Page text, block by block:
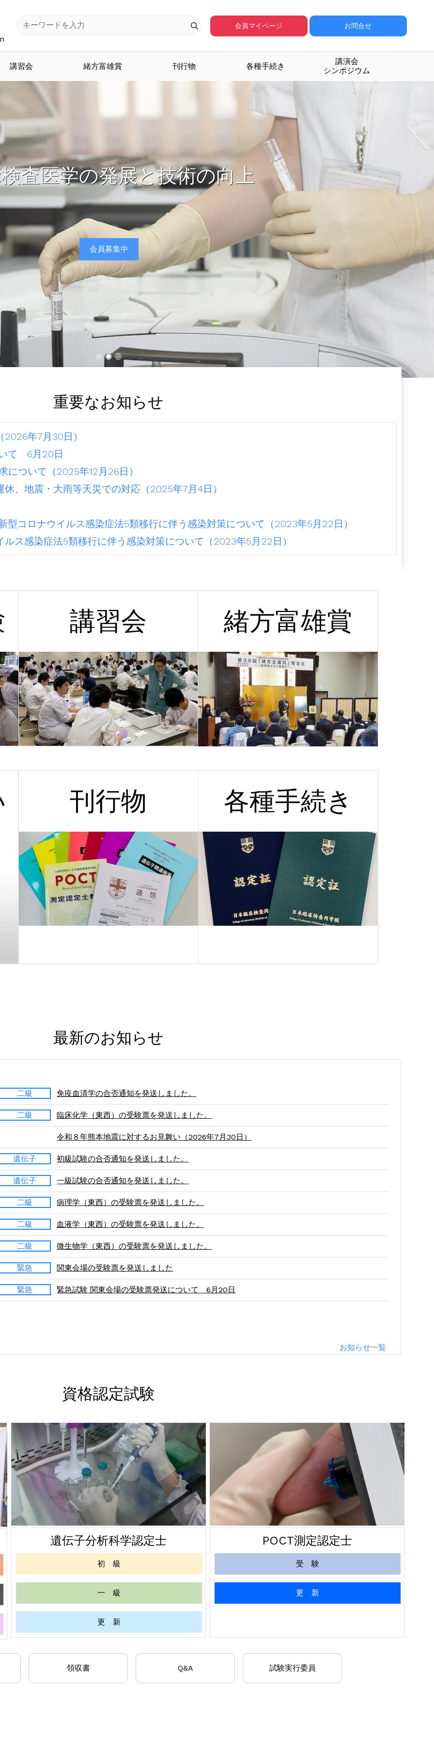
会員マイページ お問合せ
講習会 緒方富雄賞 刊行物 各種手続き
講演会
シンポジウム
査医学を担う人材を育成する
会員募集中
重要なお知らせ
年7月30日）
て 6月20日
ついて（2025年12月26日）
、地震・大雨等天災での対応（2025年7月4日）
コロナウイルス感染症法5類移行に伴う感染対策について（2023年5月22日）
ス感染症法5類移行に伴う感染対策について（2023年5月22日）
講習会 緒方富雄賞
刊行物 各種手続き
最新のお知らせ
二級 免疫血清学の合否通知を発送しました。
二級 臨床化学（東西）の受験票を発送しました。
令和８年熊本地震に対するお見舞い（2026年7月30日）
遺伝子 初級試験の合否通知を発送しました。
遺伝子 一級試験の合否通知を発送しました。
二級 病理学（東西）の受験票を発送しました。
二級 血液学（東西）の受験票を発送しました。
二級 微生物学（東西）の受験票を発送しました。
緊急 関東会場の受験票を発送しました
緊急 緊急試験 関東会場の受験票発送について 6月20日
お知らせ一覧
資格認定試験
遺伝子分析科学認定士
初 級
一 級
更 新
POCT測定認定士
受 験
更 新
領収書 Q&A 試験実行委員